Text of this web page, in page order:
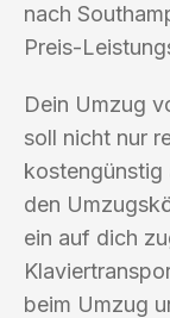
nach
Preis-
Dein Umzug
soll nicht nur
kostengünstig
den
ein auf dich
beim Umzug